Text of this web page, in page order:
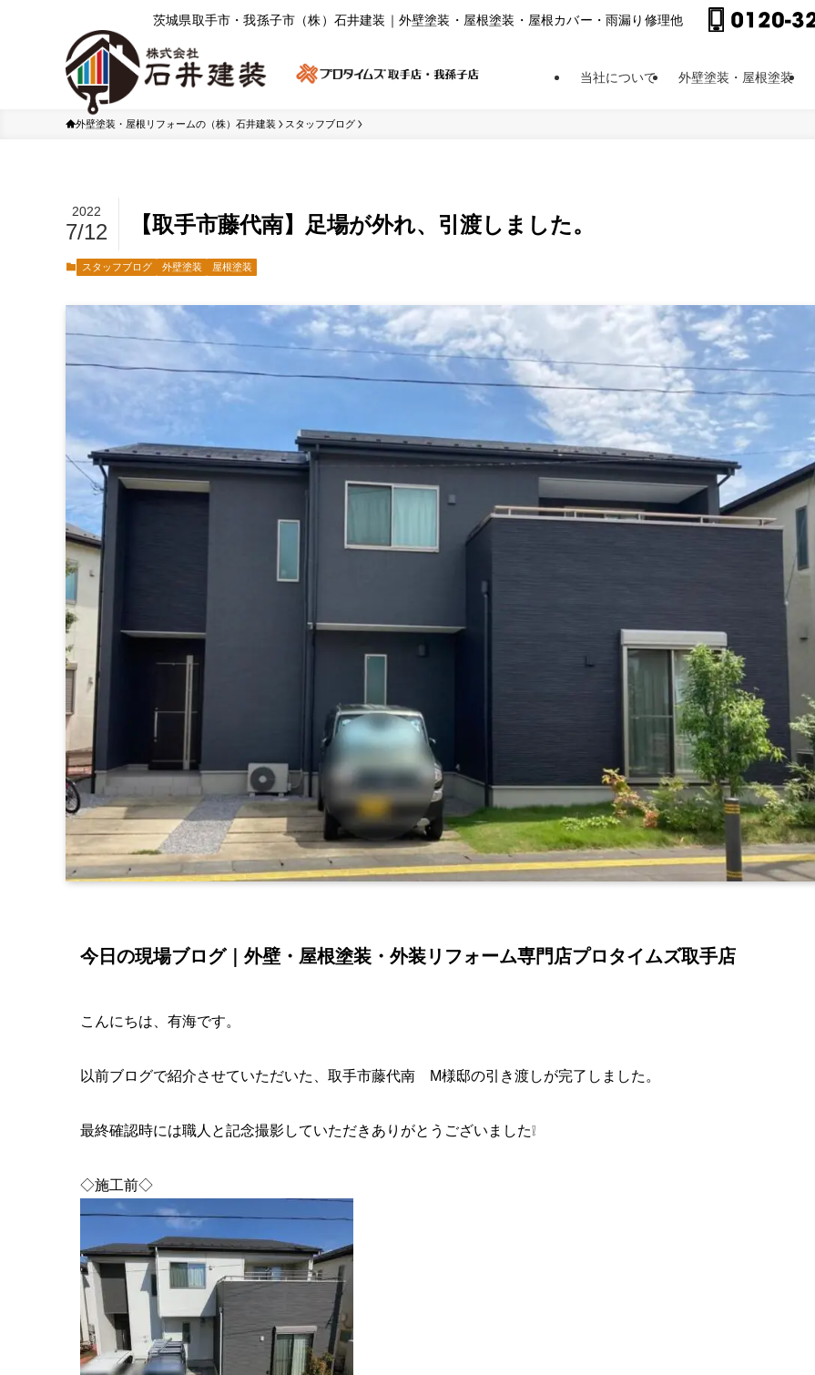
茨城県取⼿市・我孫⼦市（株）⽯井建装｜外壁塗装・屋根塗装・屋根カバー・⾬漏り修理他
当社について 外壁塗装・屋根塗装
外壁塗装・屋根リフォームの（株）石井建装 スタッフブログ
【取手市藤代南】足場が外れ、引渡しました。
2022
7/12
スタッフブログ 外壁塗装 屋根塗装
今日の現場ブログ｜外壁・屋根塗装・外装リフォーム専門店プロタイムズ取手店
こんにちは、有海です。
以前ブログで紹介させていただいた、取手市藤代南 M様邸の引き渡しが完了しました。
最終確認時には職人と記念撮影していただきありがとうございました❕
◇施工前◇